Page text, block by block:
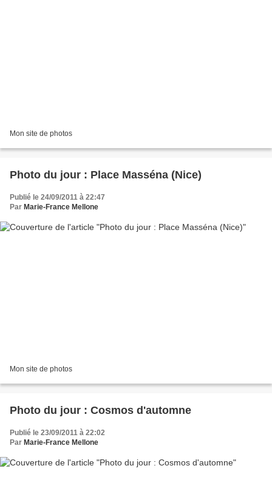
Mon site de photos
Photo du jour : Place Masséna (Nice)
Publié le 24/09/2011 à 22:47
Par Marie-France Mellone
Mon site de photos
Photo du jour : Cosmos d'automne
Publié le 23/09/2011 à 22:02
Par Marie-France Mellone